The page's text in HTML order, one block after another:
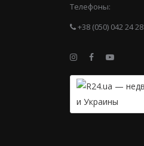
Телефоны:
+38 (050) 042 24 28